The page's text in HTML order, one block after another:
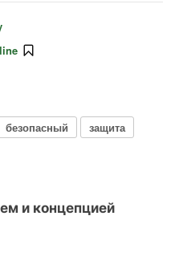
безопасный
защита
и концепцией